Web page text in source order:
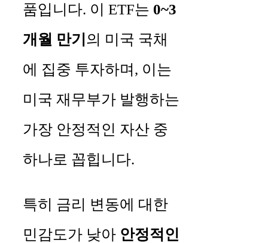
품입니다. 이 ETF는 0~3
개월 만기 의 미국 국채
에 집중 투자하며, 이는
미국 재무부가 발행하는
가장 안정적인 자산 중
하나로 꼽힙니다.
특히 금리 변동에 대한
민감도가 낮아 안정적인